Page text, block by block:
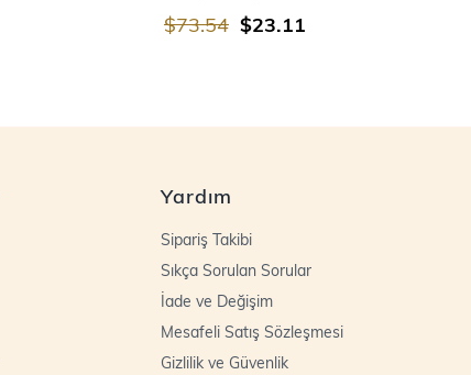
$23.11
$73.54
Yardım
Sipariş Takibi
Sıkça Sorulan Sorular
İade ve Değişim
Mesafeli Satış Sözleşmesi
Gizlilik ve Güvenlik